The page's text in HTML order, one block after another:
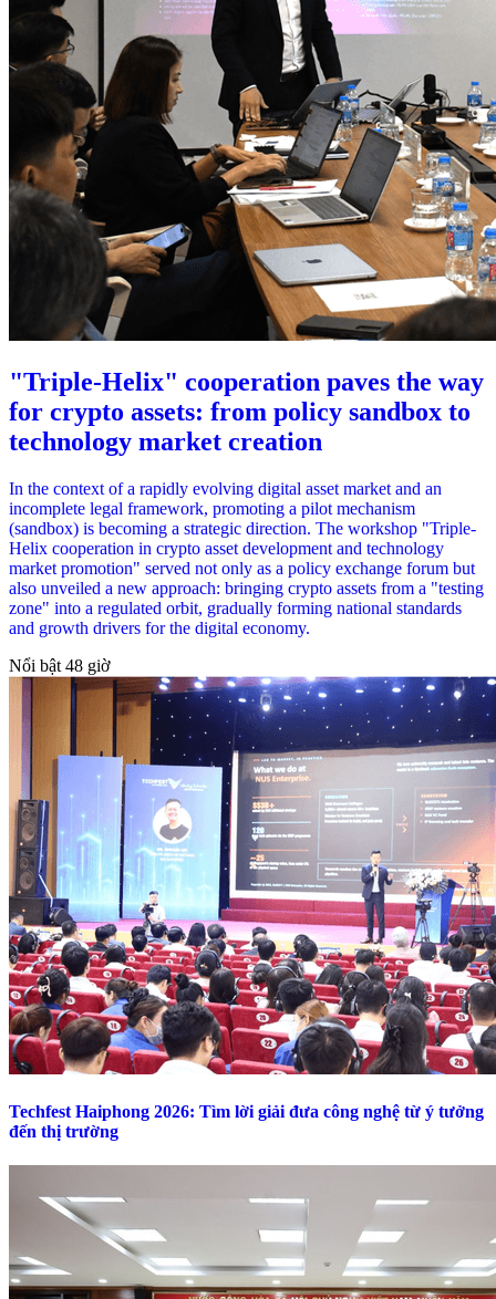
"Triple-Helix" cooperation paves the way
for crypto assets: from policy sandbox to
technology market creation
In the context of a rapidly evolving digital asset market and an
incomplete legal framework, promoting a pilot mechanism
(sandbox) is becoming a strategic direction. The workshop "Triple-
Helix cooperation in crypto asset development and technology
market promotion" served not only as a policy exchange forum but
also unveiled a new approach: bringing crypto assets from a "testing
zone" into a regulated orbit, gradually forming national standards
and growth drivers for the digital economy.
Nổi bật 48 giờ
Techfest Haiphong 2026: Tìm lời giải đưa công nghệ từ ý tưởng
đến thị trường